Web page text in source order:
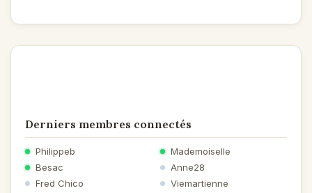
Derniers membres connectés
Philippeb
Mademoiselle
Besac
Anne28
Fred Chico
Viemartienne